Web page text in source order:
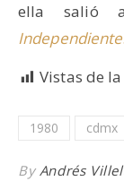
ella salió
Independiente.
Vistas de
1980 cdmx
By Andrés